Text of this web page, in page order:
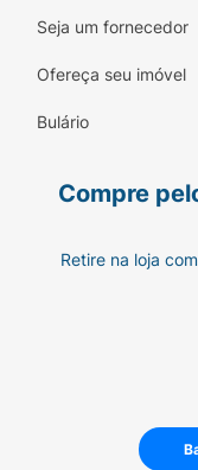
Seja um fornecedor
Ofereça seu imóvel
Bulário
Compre
Retire na loja